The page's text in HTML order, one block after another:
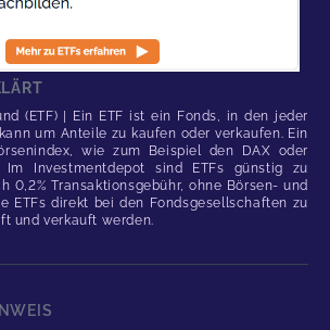
(ETF) | Ein ETF ist ein Fonds, in den jeder
um Anteile zu kaufen oder verkaufen. Ein
wie zum Beispiel den DAX oder
Im Investmentdepot sind ETFs günstig zu
0,2% Transaktionsgebühr, ohne Börsen- und
ETFs direkt bei den Fondsgesellschaften zu
und verkauft werden.